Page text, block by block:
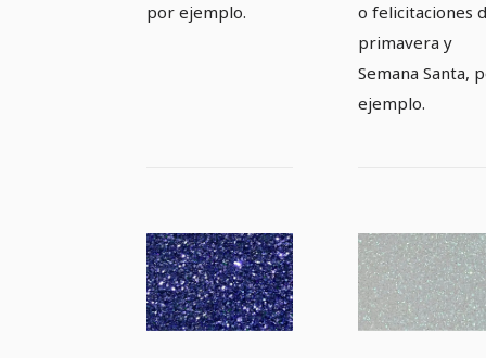
por ejemplo.
o felicitaciones
primavera y
Semana Santa,
ejemplo.